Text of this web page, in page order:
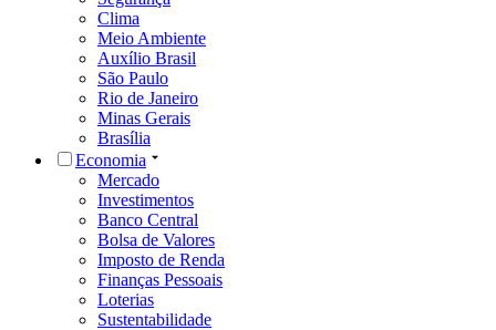
Clima
Meio Ambiente
Auxílio Brasil
São Paulo
Rio de Janeiro
Minas Gerais
Brasília
Economia
Mercado
Investimentos
Banco Central
Bolsa de Valores
Imposto de Renda
Finanças Pessoais
Loterias
Sustentabilidade